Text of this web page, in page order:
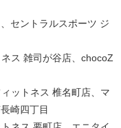
セントラルスポーツ ジ
ス 雑司が谷店、chocoZ
ィットネス 椎名町店、マ
崎四丁目